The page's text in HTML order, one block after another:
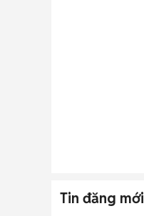
Tin đăng mới